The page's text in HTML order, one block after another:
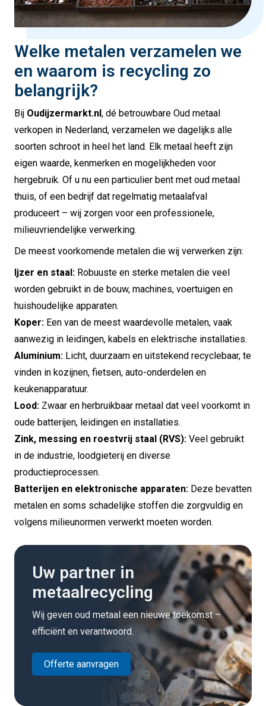
Welke metalen verzamelen we
en waarom is recycling zo
belangrijk?
Bij Oudijzermarkt.nl, dé betrouwbare Oud metaal
verkopen in Nederland, verzamelen we dagelijks alle
soorten schroot in heel het land. Elk metaal heeft zijn
eigen waarde, kenmerken en mogelijkheden voor
hergebruik. Of u nu een particulier bent met oud metaal
thuis, of een bedrijf dat regelmatig metaalafval
produceert – wij zorgen voor een professionele,
milieuvriendelijke verwerking.
De meest voorkomende metalen die wij verwerken zijn:
Ijzer en staal: Robuuste en sterke metalen die veel
worden gebruikt in de bouw, machines, voertuigen en
huishoudelijke apparaten.
Koper: Een van de meest waardevolle metalen, vaak
aanwezig in leidingen, kabels en elektrische installaties.
Aluminium: Licht, duurzaam en uitstekend recyclebaar, te
vinden in kozijnen, fietsen, auto-onderdelen en
keukenapparatuur.
Lood: Zwaar en herbruikbaar metaal dat veel voorkomt in
oude batterijen, leidingen en installaties.
Zink, messing en roestvrij staal (RVS): Veel gebruikt
in de industrie, loodgieterij en diverse
productieprocessen.
Batterijen en elektronische apparaten: Deze bevatten
metalen en soms schadelijke stoffen die zorgvuldig en
volgens milieunormen verwerkt moeten worden.
Uw partner in
metaalrecycling
Wij geven oud metaal een nieuwe toekomst –
efficiënt en verantwoord.
Offerte aanvragen